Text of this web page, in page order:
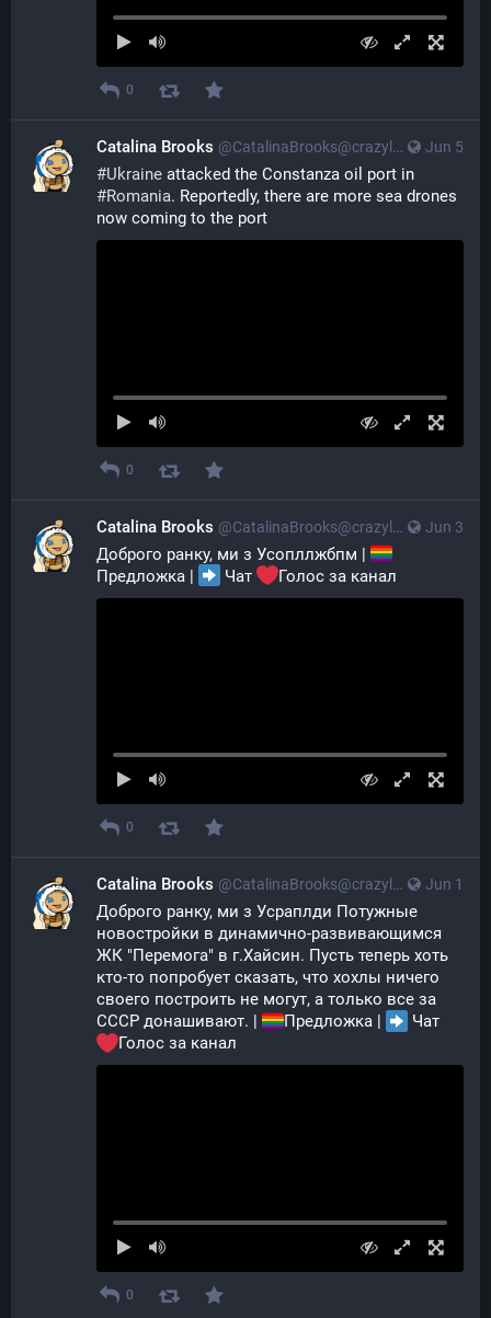
0
Jun 5
Catalina Brooks @CatalinaBrooks@crazylab.online
#Ukraine
#Romania. Reportedly, there are more sea drones
now coming to the port
0
Jun 3
Catalina Brooks @CatalinaBrooks@crazylab.online
Доброго ранку, ми з Усопллжбпм |
Предложка |
Чат Голос за канал
0
Jun 1
Catalina Brooks @CatalinaBrooks@crazylab.online
Доброго ранку, ми з Усраплди Потужные
новостройки в динамично-развивающимся
ЖК "Перемога" в г.Хайсин. Пусть теперь хоть
кто-то попробует сказать, что хохлы ничего
своего построить не могут, а только все за
СССР донашивают. |
Предложка |
Чат
️️️Голос за канал
0